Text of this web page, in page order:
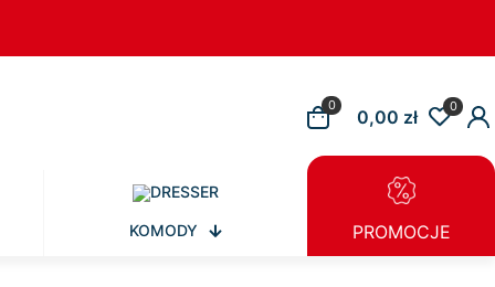
0
0,00 zł
0
KOMODY PROMOCJE